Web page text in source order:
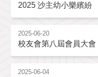
2025 沙主幼小樂繽紛
2025-06-20
校友會第八屆會員大會
2025-06-04